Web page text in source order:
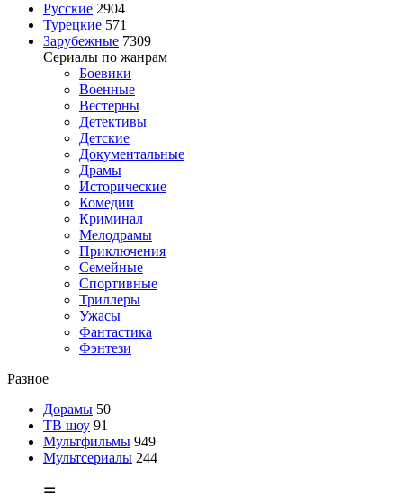
Русские 2904
Турецкие 571
Зарубежные 7309
Сериалы по жанрам
Боевики
Военные
Вестерны
Детективы
Детские
Документальные
Драмы
Исторические
Комедии
Криминал
Мелодрамы
Приключения
Семейные
Спортивные
Триллеры
Ужасы
Фантастика
Фэнтези
Разное
Дорамы 50
ТВ шоу 91
Мультфильмы 949
Мультсериалы 244